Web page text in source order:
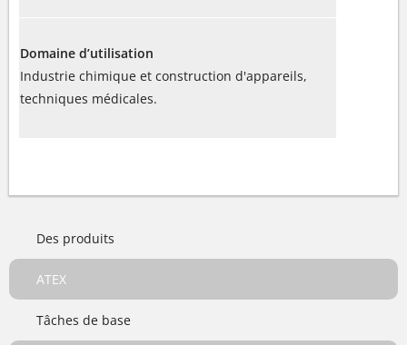
Domaine d’utilisation
Industrie chimique et construction d'appareils,
techniques médicales.
Des produits
ATEX
Tâches de base